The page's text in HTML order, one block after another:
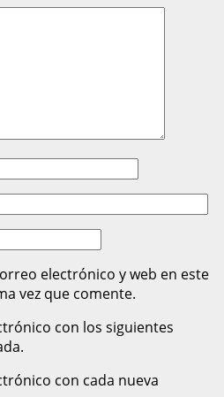
electrónico y web en este
vez que comente.
con los siguientes
con cada nueva